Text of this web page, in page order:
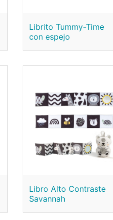
Librito Tummy-Time
con espejo
Libro Alto Contraste
Savannah